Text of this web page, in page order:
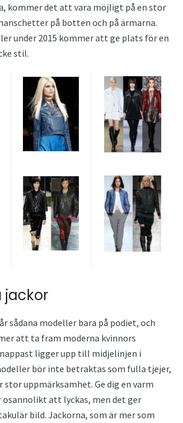
kommer det att vara möjligt på en stor
på botten och på ärmarna.
under 2015 kommer att ge plats för en
stil.
jackor
sådana modeller bara på podiet, och
att ta fram moderna kvinnors
ligger upp till midjelinjen i
bör inte betraktas som fulla tjejer,
stor uppmärksamhet. Ge dig en varm
att lyckas, men det ger
bild. Jackorna, som är mer som